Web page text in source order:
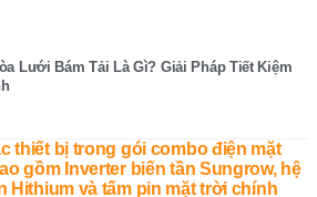
Lưới Bám Tải Là Gì? Giải Pháp Tiết Kiệm